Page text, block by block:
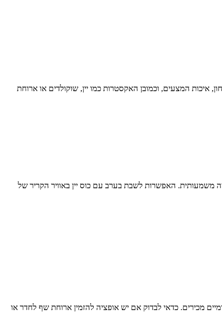
המצעים, וכמובן האקסטרות כמו יין, שוקולדים או ארוחת
משמעותית. האפשרות לשבת בערב עם כוס יין באוויר הקריר של
מכירים. כדאי לבדוק אם יש אופציה להזמין ארוחת שף לחדר או